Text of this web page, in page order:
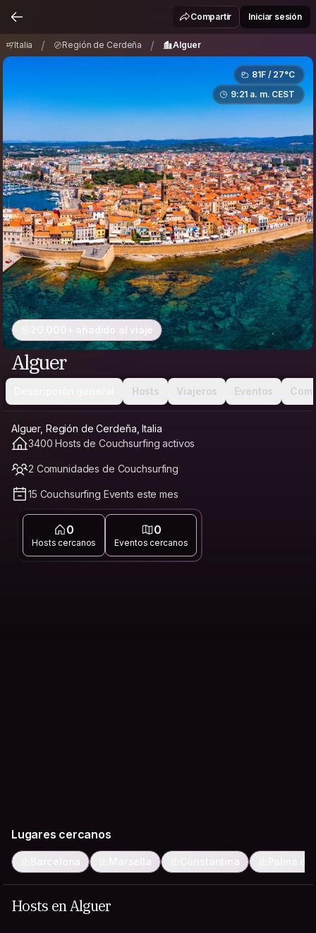
Región de Cerdeña / Alguer
Compartir Iniciar sesión
Italia / Región de Cerdeña / Alguer
81F / 27°C
9:21 a. m. CEST
20.000+ añadido al viaje
Alguer
Hosts Viajeros Eventos
Alguer, Región de Cerdeña, Italia
3400 Hosts de Couchsurfing activos
2 Comunidades de Couchsurfing
15 Couchsurfing Events este mes
0
Hosts cercanos
0
Eventos cercanos
Lugares cercanos
Barcelona Marsella Constantina
Hosts en Alguer